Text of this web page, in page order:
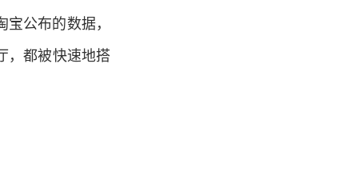
公布的数据，
，都被快速地搭